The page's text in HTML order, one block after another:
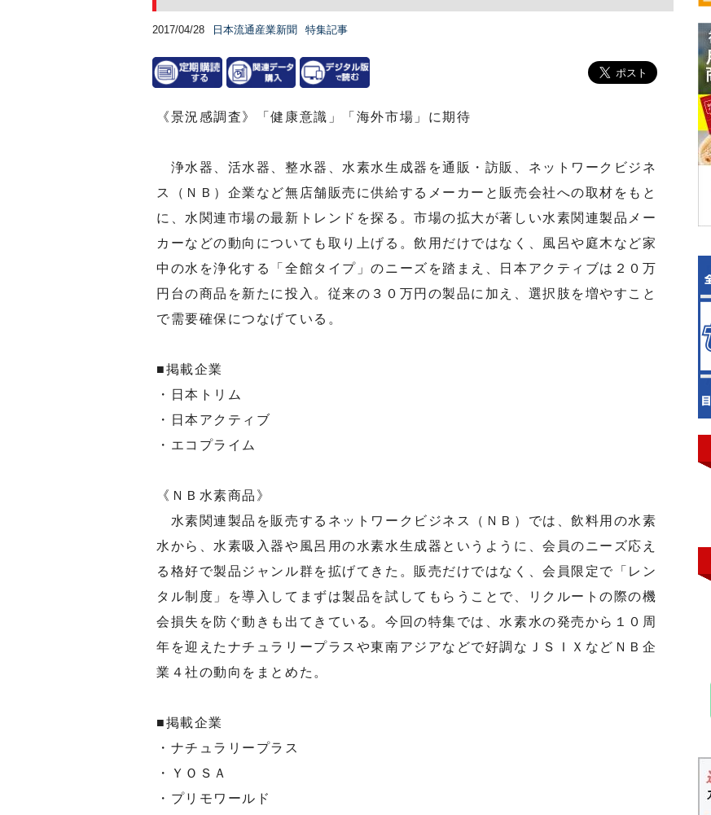
2017/04/28 日本流通産業新聞 特集記事
《景況感調査》「健康意識」「海外市場」に期待
浄水器、活水器、整水器、水素水生成器を通販・訪販、ネットワークビジネ
ス（ＮＢ）企業など無店舗販売に供給するメーカーと販売会社への取材をもと
に、水関連市場の最新トレンドを探る。市場の拡大が著しい水素関連製品メー
カーなどの動向についても取り上げる。飲用だけではなく、風呂や庭木など家
中の水を浄化する「全館タイプ」のニーズを踏まえ、日本アクティブは２０万
円台の商品を新たに投入。従来の３０万円の製品に加え、選択肢を増やすこと
で需要確保につなげている。
■掲載企業
・日本トリム
・日本アクティブ
・エコプライム
《ＮＢ水素商品》
水素関連製品を販売するネットワークビジネス（ＮＢ）では、飲料用の水素
水から、水素吸入器や風呂用の水素水生成器というように、会員のニーズ応え
る格好で製品ジャンル群を拡げてきた。販売だけではなく、会員限定で「レン
タル制度」を導入してまずは製品を試してもらうことで、リクルートの際の機
会損失を防ぐ動きも出てきている。今回の特集では、水素水の発売から１０周
年を迎えたナチュラリープラスや東南アジアなどで好調なＪＳＩＸなどＮＢ企
業４社の動向をまとめた。
■掲載企業
・ナチュラリープラス
・ＹＯＳＡ
・プリモワールド